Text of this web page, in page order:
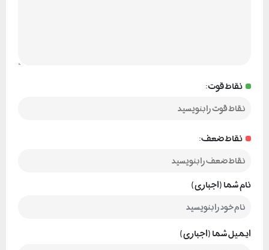
نقاط قوت:
نقاط ضعف:
نام شما (اجباری)
ایمیل شما (اجباری)